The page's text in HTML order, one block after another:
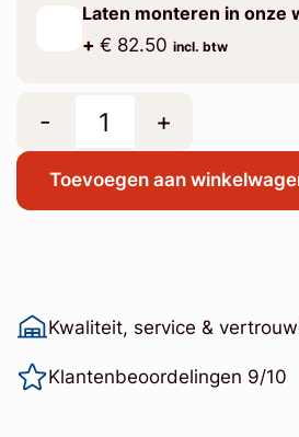
Laten monteren in onze
+ € 82.50 incl. btw
- +
Toevoegen aan
Kwaliteit, service &
Klantenbeoordelingen 9/10